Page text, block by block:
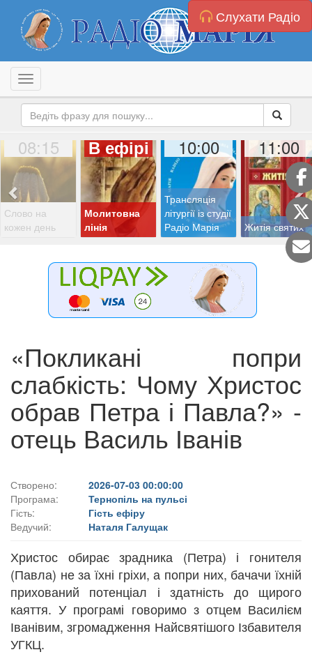
Слухати Радіо
Toggle navigation
08:15
Слово на
кожен день
В ефірі
Молитовна
лінія
10:00
Трансляція
літургії із студії
Радіо Марія
11:00
Житія святих
«Покликані попри
слабкість: Чому Христос
обрав Петра і Павла?» -
отець Василь Іванів
Створено:
2026-07-03 00:00:00
Програма:
Тернопіль на пульсі
Гість:
Гість ефіру
Ведучий:
Наталя Галущак
Христос обирає зрадника (Петра) і гонителя
(Павла) не за їхні гріхи, а попри них, бачачи їхній
прихований потенціал і здатність до щирого
каяття. У програмі говоримо з отцем Василієм
Іванівим, згромадження Найсвятішого Ізбавителя
УГКЦ.